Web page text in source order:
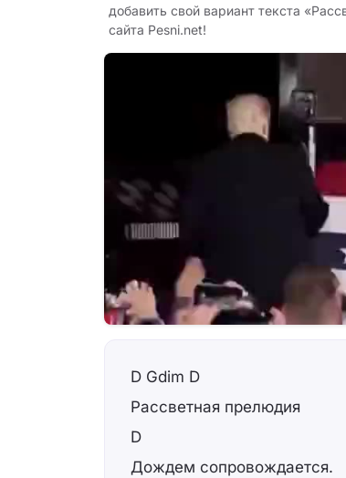
добавить свой вариант текста
сайта Pesni.net!
D Gdim D
Рассветная прелюдия
D
Дождем сопровождается.